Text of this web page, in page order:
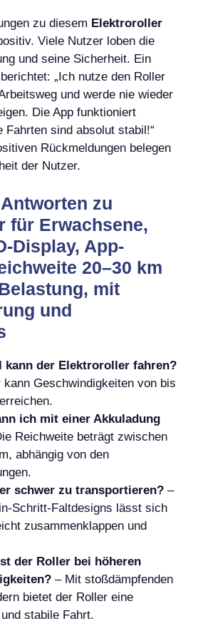
zu diesem Elektroroller
Viele Nutzer loben die
und seine Sicherheit. Ein
„Ich nutze den Roller
und werde nie wieder
Die App funktioniert
Fahrten sind absolut stabil!“
Rückmeldungen belegen
der Nutzer.
zu
für Erwachsene,
Display, App-
20–30 km
mit
und
kann der Elektroroller fahren?
kann Geschwindigkeiten von bis
ich mit einer Akkuladung
Reichweite beträgt zwischen
abhängig von den
schwer zu transportieren? –
Schritt-Faltdesigns lässt sich
zusammenklappen und
der Roller bei höheren
– Mit stoßdämpfenden
bietet der Roller eine
stabile Fahrt.